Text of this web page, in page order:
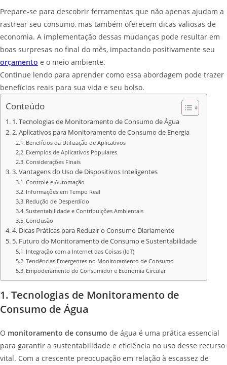
Prepare-se para descobrir ferramentas que não apenas ajudam a
rastrear seu consumo, mas também oferecem dicas valiosas de
economia. A implementação dessas mudanças pode resultar em
boas surpresas no final do mês, impactando positivamente seu
orçamento e o meio ambiente.
Continue lendo para aprender como essa abordagem pode trazer
benefícios reais para sua vida e seu bolso.
Conteúdo
1. Tecnologias de Monitoramento de Consumo de Água
2. Aplicativos para Monitoramento de Consumo de Energia
Benefícios da Utilização de Aplicativos
Exemplos de Aplicativos Populares
Considerações Finais
3. Vantagens do Uso de Dispositivos Inteligentes
Controle e Automação
Informações em Tempo Real
Redução de Desperdício
Sustentabilidade e Contribuições Ambientais
Conclusão
4. Dicas Práticas para Reduzir o Consumo Diariamente
5. Futuro do Monitoramento de Consumo e Sustentabilidade
Integração com a Internet das Coisas (IoT)
Tendências Emergentes no Monitoramento de Consumo
Empoderamento do Consumidor e Economia Circular
1. Tecnologias de Monitoramento de
Consumo de Água
O monitoramento de consumo de água é uma prática essencial
para garantir a sustentabilidade e eficiência no uso desse recurso
vital. Com a crescente preocupação em relação à escassez de